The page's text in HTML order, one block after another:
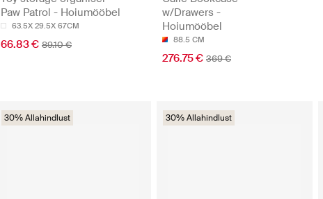
Paw Patrol - Hoiumööbel
63.5X 29.5X 67CM
66.83 € 89.10 €
w/Drawers -
Hoiumööbel
88.5 CM
276.75 € 369 €
30% Allahindlust 30% Allahindlust